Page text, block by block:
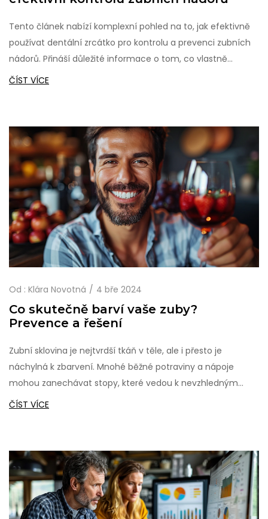
Tento článek nabízí komplexní pohled na to, jak efektivně
používat dentální zrcátko pro kontrolu a prevenci zubních
nádorů. Přináší důležité informace o tom, co vlastně
dentální zrcátko je, jak ho správně používat, důvody pro
zásadní pro ústní zdraví.
ČÍST VÍCE
Od : Klára Novotná 4 bře 2024
Co skutečně barví vaše zuby?
Prevence a řešení
Zubní sklovina je nejtvrdší tkáň v těle, ale i přesto je
náchylná k zbarvení. Mnohé běžné potraviny a nápoje
mohou zanechávat stopy, které vedou k nevzhledným
skvrnám. Tento článek prozkoumává, které konkrétní
Kdo by si nepřál krásný úsměv plný bílých zubů? Pojďme se
podívat na to, co naše zuby skutečně zabarvuje a jak tomu
můžeme čelit.
ČÍST VÍCE